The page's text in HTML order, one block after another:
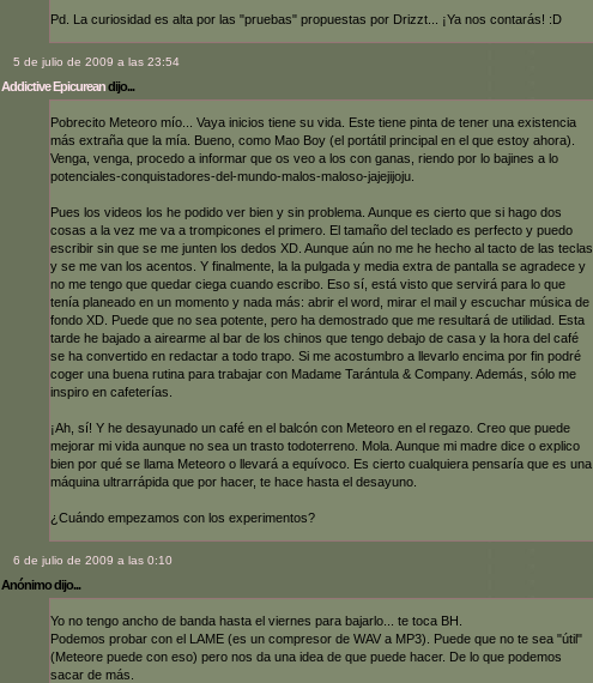
Pd. La curiosidad es alta por las "pruebas" propuestas por Drizzt... ¡Ya nos contarás! :D
5 de julio de 2009 a las 23:54
Addictive Epicureandijo...
Pobrecito Meteoro mío... Vaya inicios tiene su vida. Este tiene pinta de tener una existencia
más extraña que la mía. Bueno, como Mao Boy (el portátil principal en el que estoy ahora).
Venga, venga, procedo a informar que os veo a los con ganas, riendo por lo bajines a lo
potenciales-conquistadores-del-mundo-malos-maloso-jajejijoju.
Pues los videos los he podido ver bien y sin problema. Aunque es cierto que si hago dos
cosas a la vez me va a trompicones el primero. El tamaño del teclado es perfecto y puedo
escribir sin que se me junten los dedos XD. Aunque aún no me he hecho al tacto de las teclas
y se me van los acentos. Y finalmente, la la pulgada y media extra de pantalla se agradece y
no me tengo que quedar ciega cuando escribo. Eso sí, está visto que servirá para lo que
tenía planeado en un momento y nada más: abrir el word, mirar el mail y escuchar música de
fondo XD. Puede que no sea potente, pero ha demostrado que me resultará de utilidad. Esta
tarde he bajado a airearme al bar de los chinos que tengo debajo de casa y la hora del café
se ha convertido en redactar a todo trapo. Si me acostumbro a llevarlo encima por fin podré
coger una buena rutina para trabajar con Madame Tarántula & Company. Además, sólo me
inspiro en cafeterías.
¡Ah, sí! Y he desayunado un café en el balcón con Meteoro en el regazo. Creo que puede
mejorar mi vida aunque no sea un trasto todoterreno. Mola. Aunque mi madre dice o explico
bien por qué se llama Meteoro o llevará a equívoco. Es cierto cualquiera pensaría que es una
máquina ultrarrápida que por hacer, te hace hasta el desayuno.
¿Cuándo empezamos con los experimentos?
6 de julio de 2009 a las 0:10
Anónimo dijo...
Yo no tengo ancho de banda hasta el viernes para bajarlo... te toca BH.
Podemos probar con el LAME (es un compresor de WAV a MP3). Puede que no te sea "útil"
(Meteore puede con eso) pero nos da una idea de que puede hacer. De lo que podemos
sacar de más.